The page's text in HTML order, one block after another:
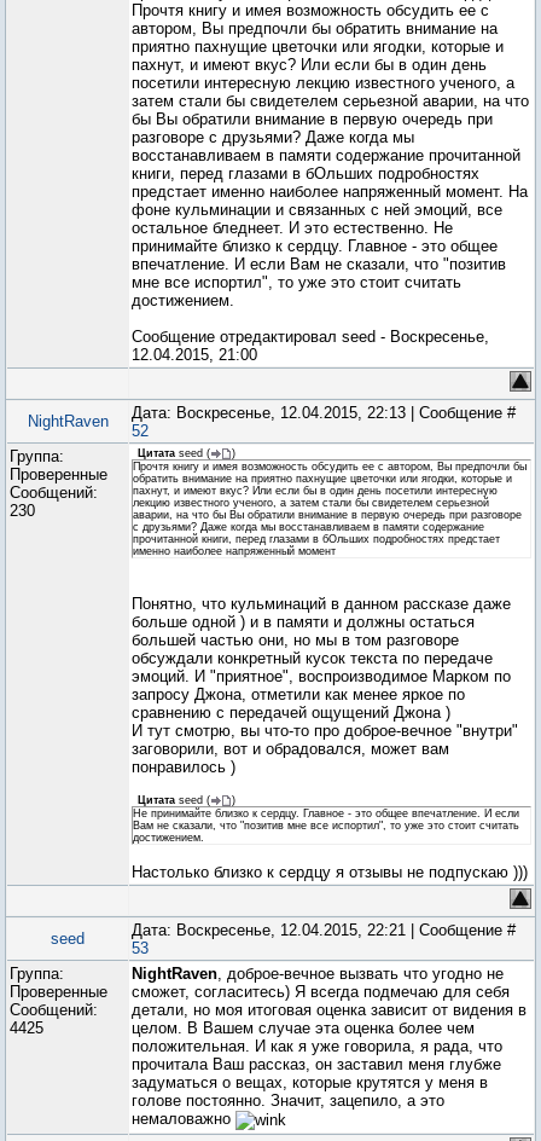
Прочтя книгу и имея возможность обсудить ее с
автором, Вы предпочли бы обратить внимание на
приятно пахнущие цветочки или ягодки, которые и
пахнут, и имеют вкус? Или если бы в один день
посетили интересную лекцию известного ученого, а
затем стали бы свидетелем серьезной аварии, на что
бы Вы обратили внимание в первую очередь при
разговоре с друзьями? Даже когда мы
восстанавливаем в памяти содержание прочитанной
книги, перед глазами в бОльших подробностях
предстает именно наиболее напряженный момент. На
фоне кульминации и связанных с ней эмоций, все
остальное бледнеет. И это естественно. Не
принимайте близко к сердцу. Главное - это общее
впечатление. И если Вам не сказали, что "позитив
мне все испортил", то уже это стоит считать
достижением.
Сообщение отредактировал seed - Воскресенье,
12.04.2015, 21:00
NightRaven
Дата: Воскресенье, 12.04.2015, 22:13 | Сообщение #
52
Группа:
Проверенные
Сообщений:
230
Цитата seed (
)
Прочтя книгу и имея возможность обсудить ее с автором, Вы предпочли бы
обратить внимание на приятно пахнущие цветочки или ягодки, которые и
пахнут, и имеют вкус? Или если бы в один день посетили интересную
лекцию известного ученого, а затем стали бы свидетелем серьезной
аварии, на что бы Вы обратили внимание в первую очередь при разговоре
с друзьями? Даже когда мы восстанавливаем в памяти содержание
прочитанной книги, перед глазами в бОльших подробностях предстает
именно наиболее напряженный момент
Понятно, что кульминаций в данном рассказе даже
больше одной ) и в памяти и должны остаться
большей частью они, но мы в том разговоре
обсуждали конкретный кусок текста по передаче
эмоций. И "приятное", воспроизводимое Марком по
запросу Джона, отметили как менее яркое по
сравнению с передачей ощущений Джона )
И тут смотрю, вы что-то про доброе-вечное "внутри"
заговорили, вот и обрадовался, может вам
понравилось )
Цитата seed (
)
Не принимайте близко к сердцу. Главное - это общее впечатление. И если
Вам не сказали, что "позитив мне все испортил", то уже это стоит считать
достижением.
Настолько близко к сердцу я отзывы не подпускаю )))
seed
Дата: Воскресенье, 12.04.2015, 22:21 | Сообщение #
53
Группа:
Проверенные
Сообщений:
4425
NightRaven, доброе-вечное вызвать что угодно не
сможет, согласитесь) Я всегда подмечаю для себя
детали, но моя итоговая оценка зависит от видения в
целом. В Вашем случае эта оценка более чем
положительная. И как я уже говорила, я рада, что
прочитала Ваш рассказ, он заставил меня глубже
задуматься о вещах, которые крутятся у меня в
голове постоянно. Значит, зацепило, а это
немаловажно